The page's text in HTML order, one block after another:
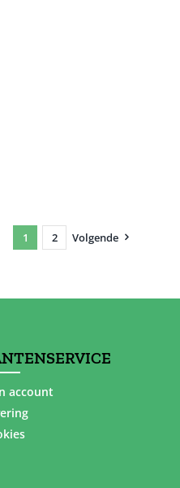
1 2 Volgende
account